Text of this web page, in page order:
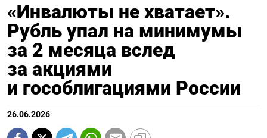
«Инвалюты не хватает».
Рубль упал на минимумы
за 2 месяца вслед
за акциями
и гособлигациями России
26.06.2026